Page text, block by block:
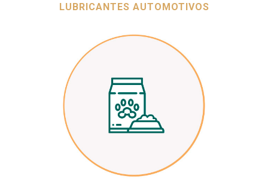
LUBRICANTES AUTOMOTIVOS